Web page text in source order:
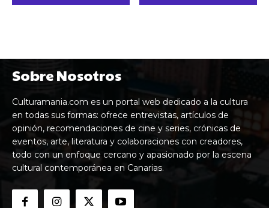
Sobre Nosotros
Culturamania.com es un portal web dedicado a la cultura
en todas sus formas: ofrece entrevistas, artículos de
opinión, recomendaciones de cine y series, crónicas de
eventos, arte, literatura y colaboraciones con creadores,
todo con un enfoque cercano y apasionado por la escena
cultural contemporánea en Canarias.